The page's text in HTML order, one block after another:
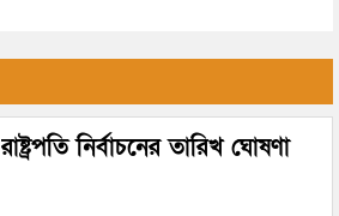
রাষ্ট্রপতি নির্বাচনের তারিখ ঘোষণা